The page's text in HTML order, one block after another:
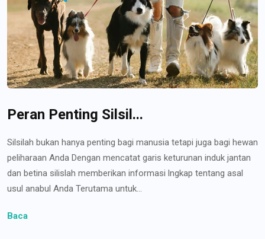
Peran Penting Silsil...
Silsilah bukan hanya penting bagi manusia tetapi juga bagi hewan
peliharaan Anda Dengan mencatat garis keturunan induk jantan
dan betina silislah memberikan informasi lngkap tentang asal
usul anabul Anda Terutama untuk...
Baca